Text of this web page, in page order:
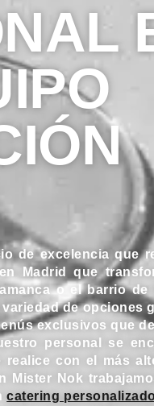
de excelencia que
Madrid que
o el barrio de
de opciones
exclusivos que
personal se
con el más
Mister Nok
catering